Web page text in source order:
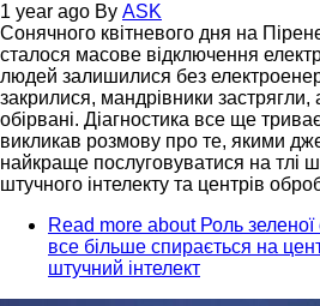
1 year ago By ASK
Сонячного квітневого дня на
сталося масове відключення
людей залишилися без
закрилися, мандрівники застрягли,
обірвані. Діагностика все ще
викликав розмову про те, якими
найкраще послуговуватися на тлі
штучного інтелекту та центрів
Read more about Роль зеленої
все більше спирається на
штучний інтелект